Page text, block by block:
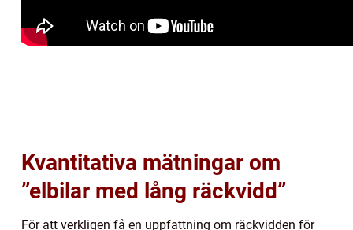
Kvantitativa mätningar om
”elbilar med lång räckvidd”
För att verkligen få en uppfattning om räckvidden för